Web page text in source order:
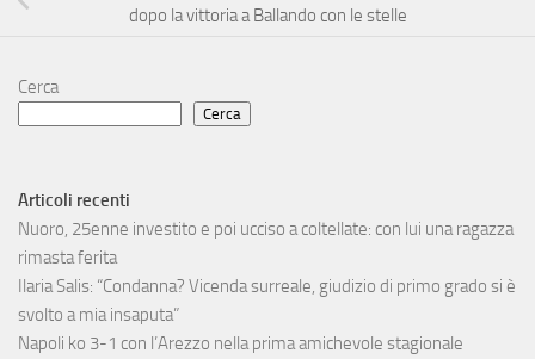
dopo la vittoria a Ballando con le stelle
Cerca
Cerca
Articoli recenti
Nuoro, 25enne investito e poi ucciso a coltellate: con lui una ragazza
rimasta ferita
Ilaria Salis: “Condanna? Vicenda surreale, giudizio di primo grado si è
svolto a mia insaputa”
Napoli ko 3-1 con l’Arezzo nella prima amichevole stagionale